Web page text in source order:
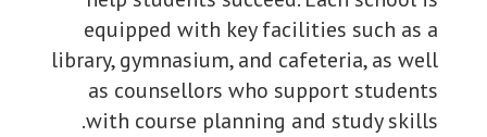
library,
as
with